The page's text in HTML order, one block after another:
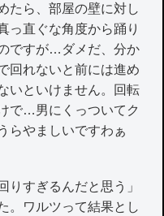
たら、部屋の壁に対し
っ直ぐな角度から踊り
ですが…ダメだ、分か
回れないと前には進め
いといけません。回転
で…男にくっついてク
らやましいですわぁ
すぎるんだと思う」
。ワルツって結果とし